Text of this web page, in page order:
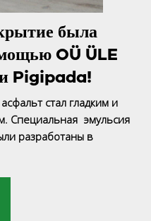
была
OÜ ÜLE
Pigipada!
стал гладким и
Специальная эмульсия
разработаны в